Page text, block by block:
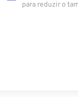
para reduzir o